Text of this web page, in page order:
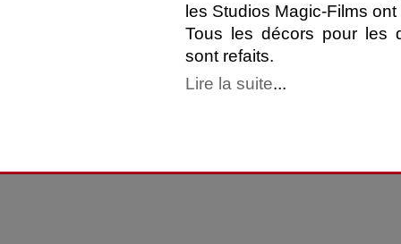
les Studios Magic-Films
Tous les décors pour les
sont refaits.
Lire la suite...